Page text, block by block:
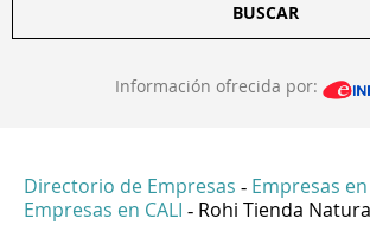
BUSCAR
Información ofrecida por:
Directorio de Empresas - Empresas en
Empresas en CALI - Rohi Tienda